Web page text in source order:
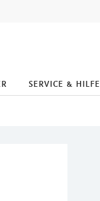
service & hilfe